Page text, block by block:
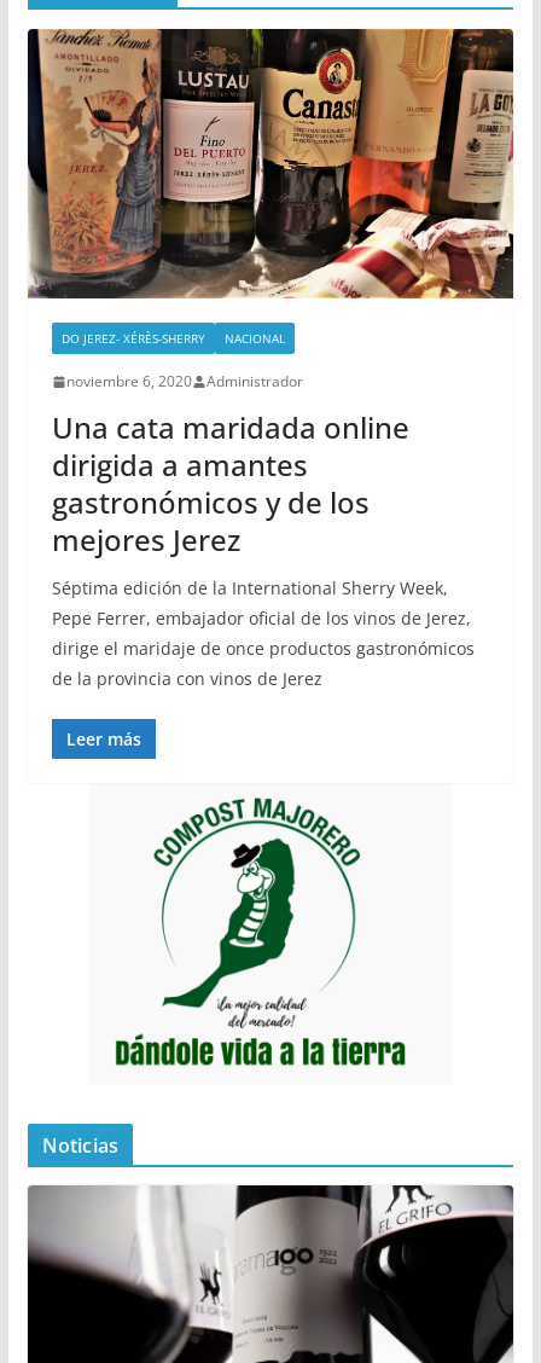
DO JEREZ- XÉRÈS-SHERRY NACIONAL
noviembre 6, 2020 Administrador
Una cata maridada online
dirigida a amantes
gastronómicos y de los
mejores Jerez
Séptima edición de la International Sherry Week,
Pepe Ferrer, embajador oficial de los vinos de Jerez,
dirige el maridaje de once productos gastronómicos
de la provincia con vinos de Jerez
Leer más
Noticias